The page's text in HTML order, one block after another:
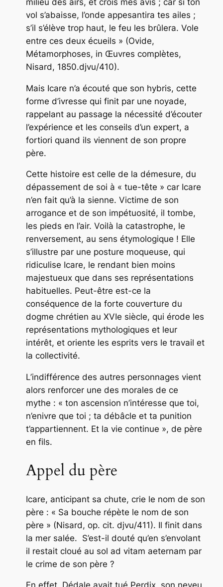
vol s’abaisse, l’onde appesantira tes ailes ;
s’il s’élève trop haut, le feu les brûlera. Vole
entre ces deux écueils » (Ovide,
Métamorphoses, in Œuvres complètes,
Nisard, 1850.djvu/410).
Mais Icare n’a écouté que son hybris, cette
forme d’ivresse qui finit par une noyade,
rappelant au passage la nécessité d’écouter
l’expérience et les conseils d’un expert, a
fortiori quand ils viennent de son propre
père.
Cette histoire est celle de la démesure, du
dépassement de soi à « tue-tête » car Icare
n’en fait qu’à la sienne. Victime de son
arrogance et de son impétuosité, il tombe,
les pieds en l’air. Voilà la catastrophe, le
renversement, au sens étymologique ! Elle
s’illustre par une posture moqueuse, qui
ridiculise Icare, le rendant bien moins
majestueux que dans ses représentations
habituelles. Peut-être est-ce la
conséquence de la forte couverture du
dogme chrétien au XVIe siècle, qui érode les
représentations mythologiques et leur
intérêt, et oriente les esprits vers le travail et
la collectivité.
L’indifférence des autres personnages vient
alors renforcer une des morales de ce
mythe : « ton ascension n’intéresse que toi,
n’enivre que toi ; ta débâcle et ta punition
t’appartiennent. Et la vie continue », de père
en fils.
Appel du père
Icare, anticipant sa chute, crie le nom de son
père : « Sa bouche répète le nom de son
père » (Nisard, op. cit. djvu/411). Il finit dans
la mersalée. S’est-il douté qu’en s’envolant
il restait cloué au sol ad vitam aeternam par
le crime de son père ?